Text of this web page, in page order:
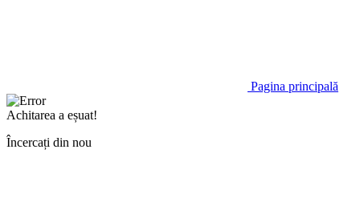
Pagina principală
Achitarea a eșuat!
Încercați din nou